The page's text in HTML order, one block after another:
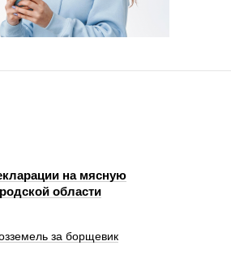
на мясную
области
за борщевик